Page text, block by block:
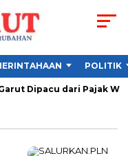
POLITIK
Dipacu dari Pajak